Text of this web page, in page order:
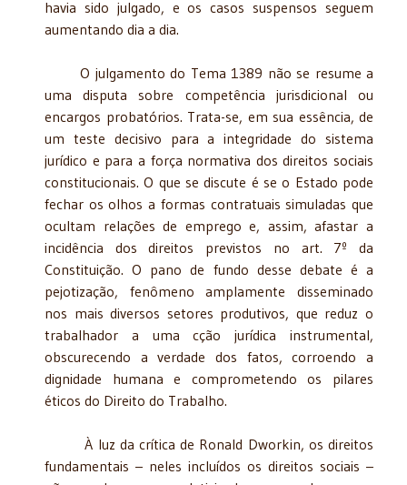
havia sido julgado, e os casos suspensos seguem
aumentando dia a dia.
O julgamento do Tema 1389 não se resume a
uma disputa sobre competência jurisdicional ou
encargos probatórios. Trata-se, em sua essência, de
um teste decisivo para a integridade do sistema
jurídico e para a força normativa dos direitos sociais
constitucionais. O que se discute é se o Estado pode
fechar os olhos a formas contratuais simuladas que
ocultam relações de emprego e, assim, afastar a
incidência dos direitos previstos no art. 7º da
Constituição. O pano de fundo desse debate é a
pejotização, fenômeno amplamente disseminado
nos mais diversos setores produtivos, que reduz o
trabalhador a uma cção jurídica instrumental,
obscurecendo a verdade dos fatos, corroendo a
dignidade humana e comprometendo os pilares
éticos do Direito do Trabalho.
À luz da crítica de Ronald Dworkin, os direitos
fundamentais – neles incluídos os direitos sociais –